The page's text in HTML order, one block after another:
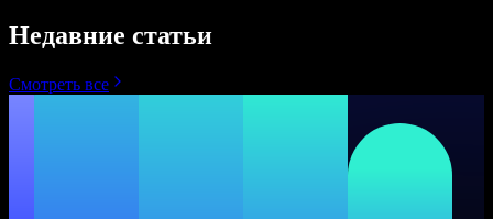
Недавние статьи
Смотреть все